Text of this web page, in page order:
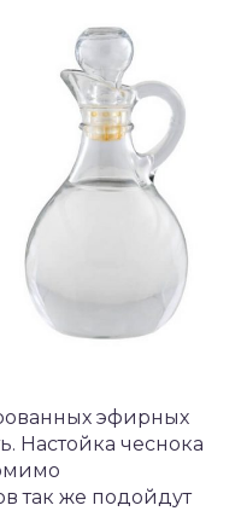
эфирных
Настойка чеснока
так же подойдут